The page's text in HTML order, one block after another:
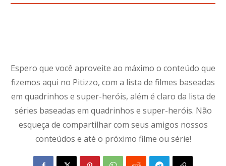
Espero que você aproveite ao máximo o conteúdo que
fizemos aqui no Pitizzo, com a lista de filmes baseadas
em quadrinhos e super-heróis, além é claro da lista de
séries baseadas em quadrinhos e super-heróis. Não
esqueça de compartilhar com seus amigos nossos
conteúdos e até o próximo filme ou série!